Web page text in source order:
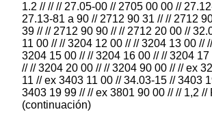
1.2 // // // 27.05-00 // 2705 00 00 //
27.13-81 a 90 // 2712 90 31 // // 2712
39 // // 2712 90 90 // // 2712 20 00 //
11 00 // // 3204 12 00 // // 3204 13 00 //
3204 15 00 // // 3204 16 00 // // 3204
// // 3204 20 00 // // 3204 90 00 // // ex
11 // ex 3403 11 00 // 34.03-15 // 3403
3403 19 99 // // ex 3801 90 00 // // 1,2 //
(continuación)